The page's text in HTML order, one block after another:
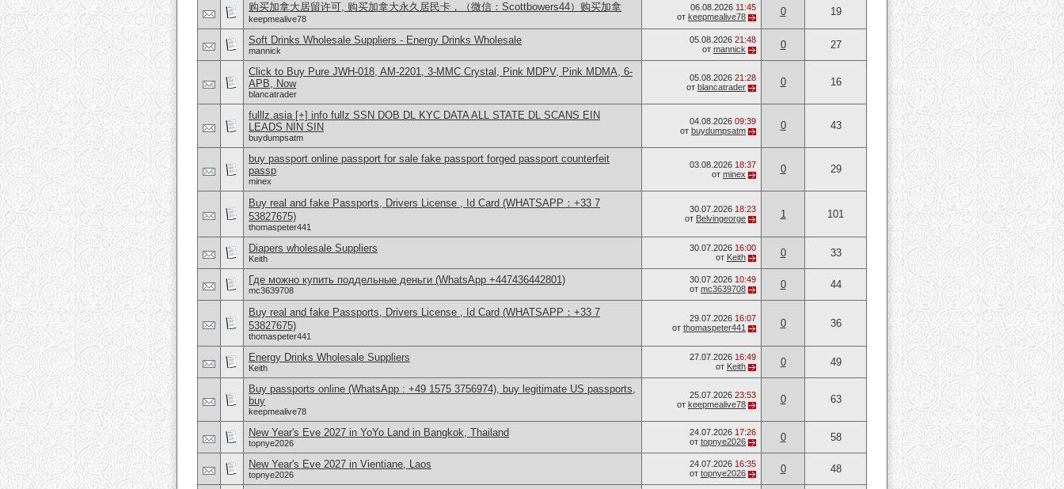
购买加拿大居留许可, 购买加拿大永久居民卡，（微信：Scottbowers44）购买加拿
keepmealive78
06.08.2026 11:45
от keepmealive78 0 19
Soft Drinks Wholesale Suppliers - Energy Drinks Wholesale
mannick
05.08.2026 21:48
от mannick 0 27
Click to Buy Pure JWH-018, AM-2201, 3-MMC Crystal, Pink MDPV, Pink MDMA, 6-
APB, Now
blancatrader
05.08.2026 21:28
от blancatrader 0 16
fulllz.asia [+] info fullz SSN DOB DL KYC DATA ALL STATE DL SCANS EIN
LEADS NIN SIN
buydumpsatm
04.08.2026 09:39
от buydumpsatm 0 43
buy passport online passport for sale fake passport forged passport counterfeit
passp
minex
03.08.2026 18:37
от minex 0 29
Buy real and fake Passports, Drivers License , Id Card (WHATSAPP：+33 7
53827675)
thomaspeter441
30.07.2026 18:23
от Belvingeorge 1 101
Diapers wholesale Suppliers
Keith
30.07.2026 16:00
от Keith 0 33
Где можно купить поддельные деньги (WhatsApp +447436442801)
mc3639708
30.07.2026 10:49
от mc3639708 0 44
Buy real and fake Passports, Drivers License , Id Card (WHATSAPP：+33 7
53827675)
thomaspeter441
29.07.2026 16:07
от thomaspeter441 0 36
Energy Drinks Wholesale Suppliers
Keith
27.07.2026 16:49
от Keith 0 49
Buy passports online (WhatsApp : +49 1575 3756974), buy legitimate US passports,
buy
keepmealive78
25.07.2026 23:53
от keepmealive78 0 63
New Year's Eve 2027 in YoYo Land in Bangkok, Thailand
topnye2026
24.07.2026 17:26
от topnye2026 0 58
New Year's Eve 2027 in Vientiane, Laos
topnye2026
24.07.2026 16:35
от topnye2026 0 48